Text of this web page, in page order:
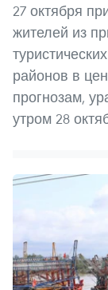
27 октября
жителей из
районов в
прогнозам,
утром 28